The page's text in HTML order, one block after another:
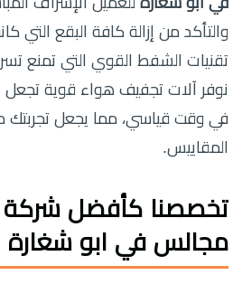
والتأكد من إزالة كافة البقع التي
تقنيات الشفط القوي التي تمنع
نوفر آلات تجفيف هواء قوية تجعل
في وقت قياسي، مما يجعل تجربتك
المقاييس.
تخصصنا كأفضل شركة
مجالس في ابو شغارة